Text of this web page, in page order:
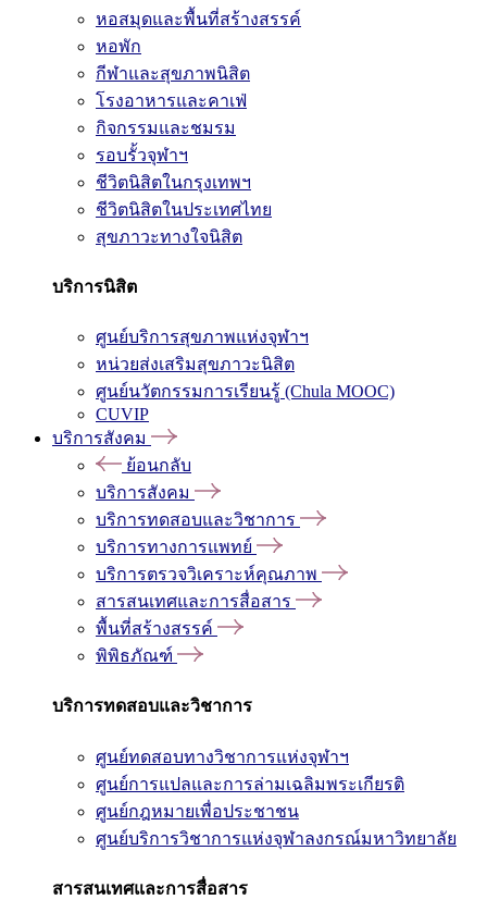
หอสมุดและพื้นที่สร้างสรรค์
หอพัก
กีฬาและสุขภาพนิสิต
โรงอาหารและคาเฟ่
กิจกรรมและชมรม
รอบรั้วจุฬาฯ
ชีวิตนิสิตในกรุงเทพฯ
ชีวิตนิสิตในประเทศไทย
สุขภาวะทางใจนิสิต
บริการนิสิต
ศูนย์บริการสุขภาพแห่งจุฬาฯ
หน่วยส่งเสริมสุขภาวะนิสิต
ศูนย์นวัตกรรมการเรียนรู้ (Chula MOOC)
CUVIP
บริการสังคม
ย้อนกลับ
บริการสังคม
บริการทดสอบและวิชาการ
บริการทางการแพทย์
บริการตรวจวิเคราะห์คุณภาพ
สารสนเทศและการสื่อสาร
พื้นที่สร้างสรรค์
พิพิธภัณฑ์
บริการทดสอบและวิชาการ
ศูนย์ทดสอบทางวิชาการแห่งจุฬาฯ
ศูนย์การแปลและการล่ามเฉลิมพระเกียรติ
ศูนย์กฎหมายเพื่อประชาชน
ศูนย์บริการวิชาการแห่งจุฬาลงกรณ์มหาวิทยาลัย
สารสนเทศและการสื่อสาร